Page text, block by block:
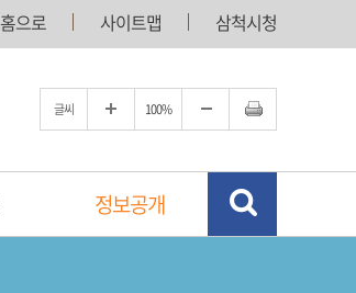
홈으로 사이트맵 삼척시청
글씨 100%
정보공개